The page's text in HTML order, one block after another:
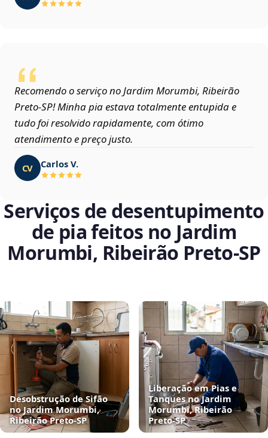
Recomendo o serviço no Jardim Morumbi, Ribeirão
Preto‑SP! Minha pia estava totalmente entupida e
tudo foi resolvido rapidamente, com ótimo
atendimento e preço justo.
CV Carlos V.
Serviços de desentupimento
de pia feitos no Jardim
Morumbi, Ribeirão Preto‑SP
Desobstrução de Sifão
no Jardim Morumbi,
Ribeirão Preto‑SP
Liberação em Pias e
Tanques no Jardim
Morumbi, Ribeirão
Preto‑SP